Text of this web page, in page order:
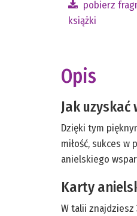
pobierz
książki
Opis
Jak
Dzięki tym
miłość, sukces
anielskiego
Karty
W talii znajdziesz